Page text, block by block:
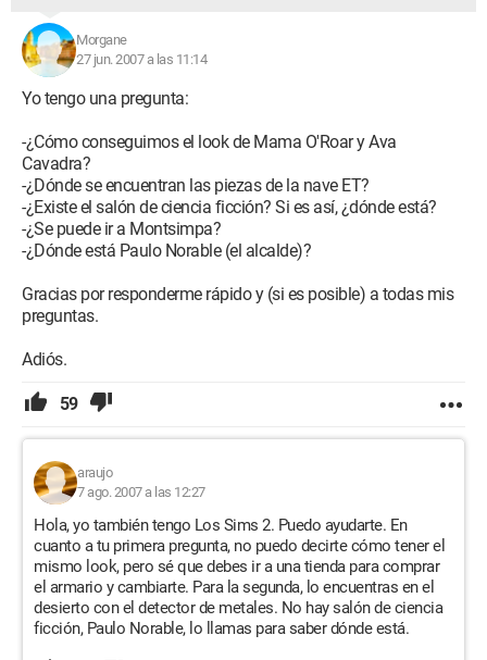
Morgane
27 jun. 2007 a las 11:14
Yo tengo una pregunta:
-¿Cómo conseguimos el look de Mama O'Roar y Ava
Cavadra?
-¿Dónde se encuentran las piezas de la nave ET?
-¿Existe el salón de ciencia ficción? Si es así, ¿dónde está?
-¿Se puede ir a Montsimpa?
-¿Dónde está Paulo Norable (el alcalde)?
Gracias por responderme rápido y (si es posible) a todas mis
preguntas.
Adiós.
59
araujo
7 ago. 2007 a las 12:27
Hola, yo también tengo Los Sims 2. Puedo ayudarte. En
cuanto a tu primera pregunta, no puedo decirte cómo tener el
mismo look, pero sé que debes ir a una tienda para comprar
el armario y cambiarte. Para la segunda, lo encuentras en el
desierto con el detector de metales. No hay salón de ciencia
ficción, Paulo Norable, lo llamas para saber dónde está.